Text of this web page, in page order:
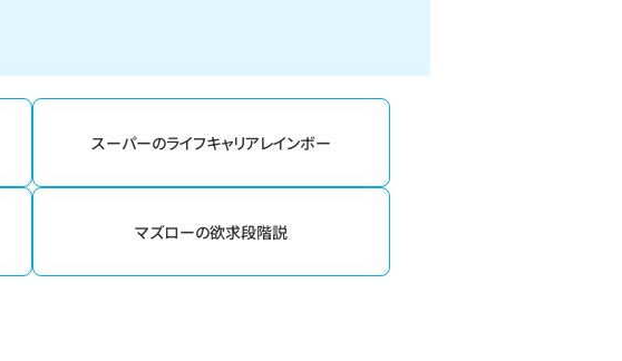
スーパーのライフキャリアレインボー
マズローの欲求段階説